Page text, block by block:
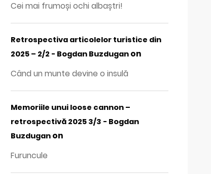
Cei mai frumoși ochi albaștri!
Retrospectiva articolelor turistice din
2025 – 2/2 - Bogdan Buzdugan on
Când un munte devine o insulă
Memoriile unui loose cannon –
retrospectivă 2025 3/3 - Bogdan
Buzdugan on
Furuncule